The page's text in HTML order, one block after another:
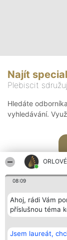
08:09
Ahoj, rádi Vám
příslušnou téma
Jsem laureát,
Najít
Plebiscit
Hledáte
vyhledávání.
Bright Side Solutions sp.
o. sp. k.